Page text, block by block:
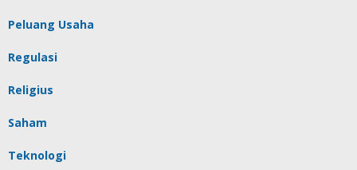
Peluang Usaha
Regulasi
Religius
Saham
Teknologi